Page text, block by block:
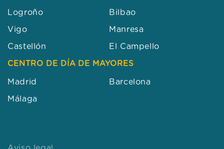
Logroño Bilbao
Vigo Manresa
Castellón El Campello
CENTRO DE DÍA DE MAYORES
Madrid Barcelona
Málaga